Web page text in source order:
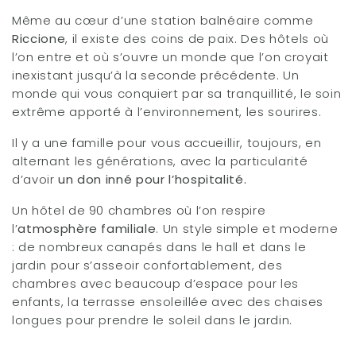
Même au cœur d’une station balnéaire comme
Riccione, il existe des coins de paix. Des hôtels où
l’on entre et où s’ouvre un monde que l’on croyait
inexistant jusqu’à la seconde précédente. Un
monde qui vous conquiert par sa tranquillité, le soin
extrême apporté à l’environnement, les sourires.
Il y a une famille pour vous accueillir, toujours, en
alternant les générations, avec la particularité
d’avoirun don inné pour l’hospitalité.
Un hôtel de 90 chambres où l’on respire
l’atmosphère familiale. Un style simple et moderne
: de nombreux canapés dans le hall et dans le
jardin pour s’asseoir confortablement, des
chambres avec beaucoup d’espace pour les
enfants, la terrasse ensoleillée avec des chaises
longues pour prendre le soleil dans le jardin.